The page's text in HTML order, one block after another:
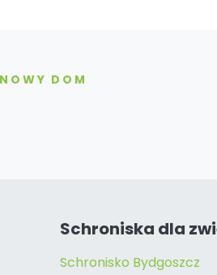
DOM
Schroniska dla
Schronisko Bydgoszcz